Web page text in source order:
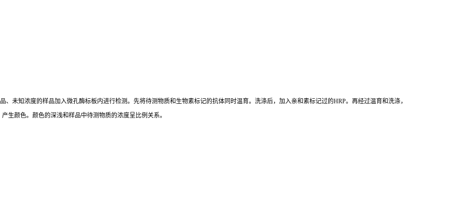
未知浓度的样品加入微孔酶标板内进行检测。先将待测物质和生物素标记的抗体同时温育。洗涤后，加入亲和素标记过的HRP。再经过温育和洗涤，
生颜色。颜色的深浅和样品中待测物质的浓度呈比例关系。